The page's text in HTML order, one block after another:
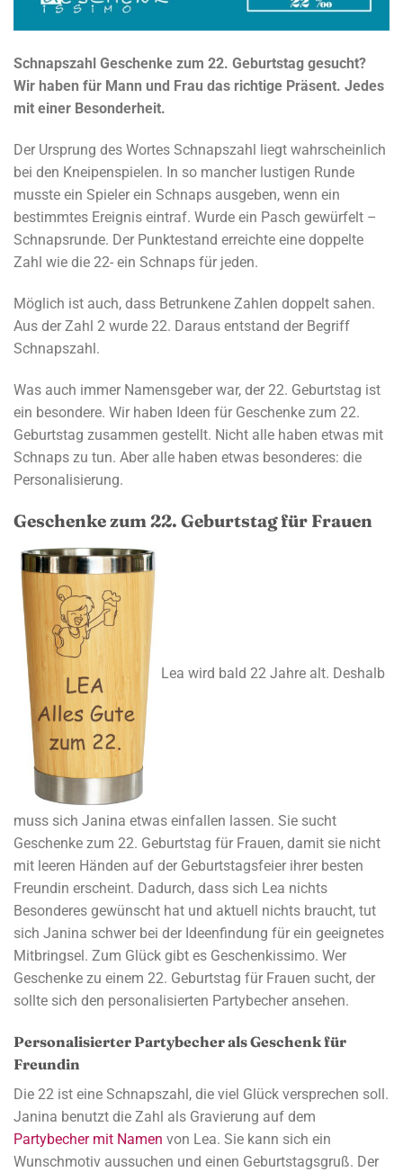
Schnapszahl Geschenke zum 22. Geburtstag gesucht?
Wir haben für Mann und Frau das richtige Präsent. Jedes
mit einer Besonderheit.
Der Ursprung des Wortes Schnapszahl liegt wahrscheinlich
bei den Kneipenspielen. In so mancher lustigen Runde
musste ein Spieler ein Schnaps ausgeben, wenn ein
bestimmtes Ereignis eintraf. Wurde ein Pasch gewürfelt –
Schnapsrunde. Der Punktestand erreichte eine doppelte
Zahl wie die 22- ein Schnaps für jeden.
Möglich ist auch, dass Betrunkene Zahlen doppelt sahen.
Aus der Zahl 2 wurde 22. Daraus entstand der Begriff
Schnapszahl.
Was auch immer Namensgeber war, der 22. Geburtstag ist
ein besondere. Wir haben Ideen für Geschenke zum 22.
Geburtstag zusammen gestellt. Nicht alle haben etwas mit
Schnaps zu tun. Aber alle haben etwas besonderes: die
Personalisierung.
Geschenke zum 22. Geburtstag für Frauen
Lea wird bald 22 Jahre alt. Deshalb
muss sich Janina etwas einfallen lassen. Sie sucht
Geschenke zum 22. Geburtstag für Frauen, damit sie nicht
mit leeren Händen auf der Geburtstagsfeier ihrer besten
Freundin erscheint. Dadurch, dass sich Lea nichts
Besonderes gewünscht hat und aktuell nichts braucht, tut
sich Janina schwer bei der Ideenfindung für ein geeignetes
Mitbringsel. Zum Glück gibt es Geschenkissimo. Wer
Geschenke zu einem 22. Geburtstag für Frauen sucht, der
sollte sich den personalisierten Partybecher ansehen.
Personalisierter Partybecher als Geschenk für
Freundin
Die 22 ist eine Schnapszahl, die viel Glück versprechen soll.
Janina benutzt die Zahl als Gravierung auf dem
Partybecher mit Namen von Lea. Sie kann sich ein
Wunschmotiv aussuchen und einen Geburtstagsgruß. Der